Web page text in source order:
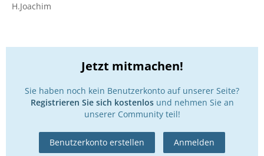
H.Joachim
Jetzt mitmachen!
Sie haben noch kein Benutzerkonto auf unserer Seite?
Registrieren Sie sich kostenlosund nehmen Sie an
unserer Community teil!
Benutzerkonto erstellen Anmelden